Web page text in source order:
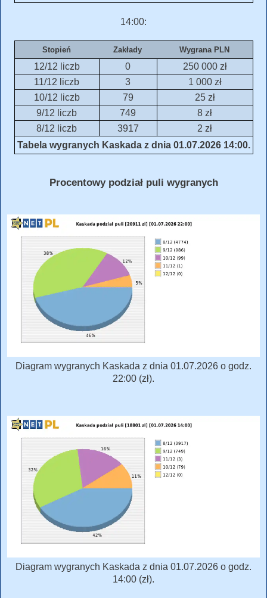
14:00:
Stopień Zakłady Wygrana PLN
12/12 liczb 0
250 000 zł
11/12 liczb
3
1 000 zł
10/12 liczb
79
25 zł
9/12 liczb
749
8 zł
8/12 liczb
3917
2 zł
Tabela wygranych Kaskada z dnia 01.07.2026 14:00.
Procentowy podział puli wygranych
Diagram wygranych Kaskada z dnia 01.07.2026 o godz.
22:00 (zł).
Diagram wygranych Kaskada z dnia 01.07.2026 o godz.
14:00 (zł).